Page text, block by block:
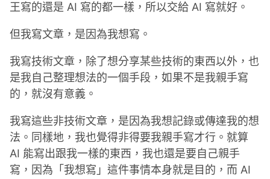
王寫的還是 AI 寫的都一樣，所以交給 AI 寫就好。
但我寫文章，是因為我想寫。
我寫技術文章，除了想分享某些技術的東西以外，也
是我自己整理想法的一個手段，如果不是我親手寫
的，就沒有意義。
我寫這些非技術文章，是因為我想記錄或傳達我的想
法。同樣地，我也覺得非得要我親手寫才行。就算
AI 能寫出跟我一樣的東西，我也還是要自己親手
寫，因為「我想寫」這件事情本身就是目的，而 AI